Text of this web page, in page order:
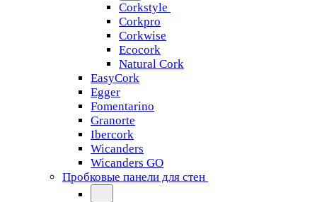
Corkstyle
Corkpro
Corkwise
Ecocork
Natural Cork
EasyCork
Egger
Fomentarino
Granorte
Ibercork
Wicanders
Wicanders GO
Пробковые панели для стен